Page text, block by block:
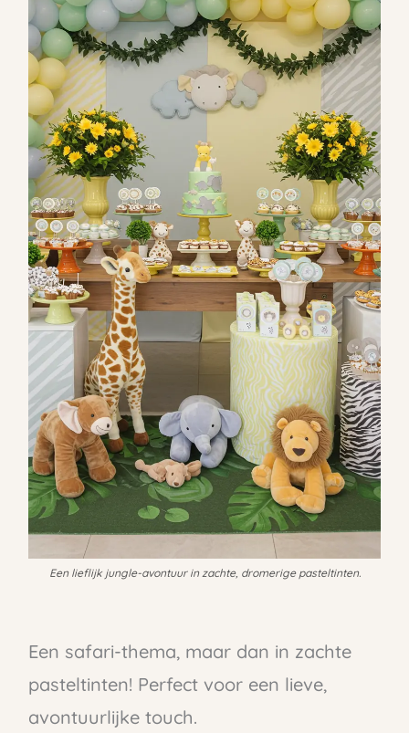
Een lieflijk jungle-avontuur in zachte, dromerige pasteltinten.
Een safari-thema, maar dan in zachte
pasteltinten! Perfect voor een lieve,
avontuurlijke touch.